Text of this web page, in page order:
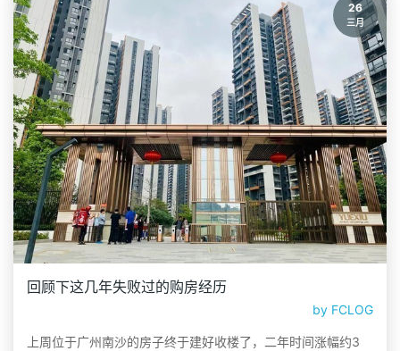
26
三月
回顾下这几年失败过的购房经历
by FCLOG
上周位于广州南沙的房子终于建好收楼了，二年时间涨幅约3